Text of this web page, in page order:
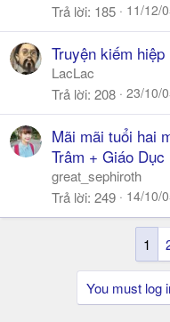
Trả lời 185 11/12/
Truyện kiếm
LacLac
Trả lời 208 23/10/
Mãi mãi tuổi hai
Trâm + Giáo
great_sephiroth
Trả lời 249 14/10/
1
You must log